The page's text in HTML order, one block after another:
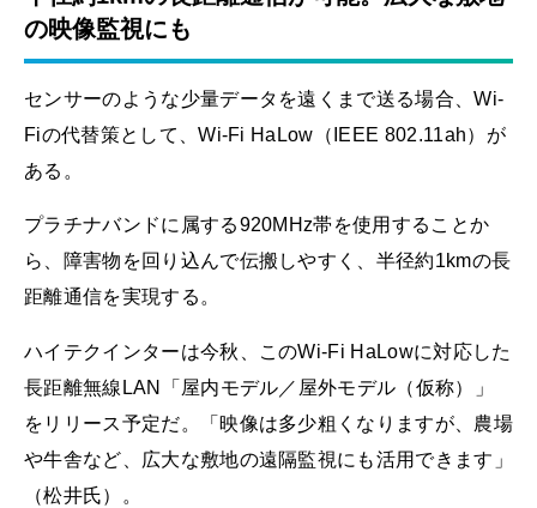
の映像監視にも
センサーのような少量データを遠くまで送る場合、Wi-
Fiの代替策として、Wi-Fi HaLow（IEEE 802.11ah）が
ある。
プラチナバンドに属する920MHz帯を使用することか
ら、障害物を回り込んで伝搬しやすく、半径約1kmの長
距離通信を実現する。
ハイテクインターは今秋、このWi-Fi HaLowに対応した
長距離無線LAN「屋内モデル／屋外モデル（仮称）」
をリリース予定だ。「映像は多少粗くなりますが、農場
や牛舎など、広大な敷地の遠隔監視にも活用できます」
（松井氏）。